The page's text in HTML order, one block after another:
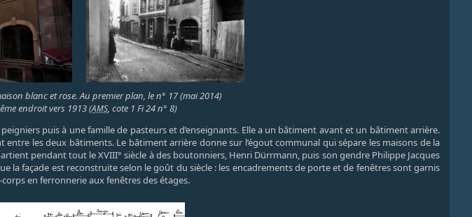
blanc et rose. Au premier plan, le n° 17 (mai 2014)
endroit vers 1913 (AMS, cote 1 Fi 24 n° 8)
puis à une famille de pasteurs et d’enseignants. Elle a un bâtiment avant et un bâtiment arrière.
entre les deux bâtiments. Le bâtiment arrière donne sur l’égout communal qui sépare les maisons de la
pendant tout le XVIII° siècle à des boutonniers, Henri Dürrmann, puis son gendre Philippe Jacques
la façade est reconstruite selon le goût du siècle : les encadrements de porte et de fenêtres sont garnis
en ferronnerie aux fenêtres des étages.